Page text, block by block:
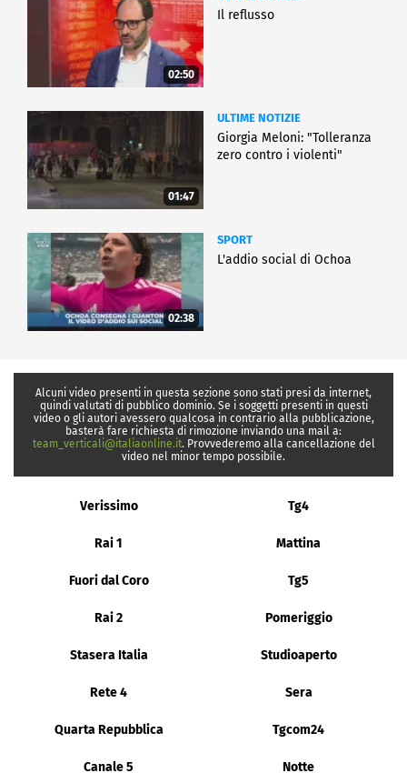
02:50
Il reflusso
01:47
ULTIME NOTIZIE
Giorgia Meloni: "Tolleranza
zero contro i violenti"
02:38
SPORT
L'addio social di Ochoa
Alcuni video presenti in questa sezione sono stati presi da internet,
quindi valutati di pubblico dominio. Se i soggetti presenti in questi
video o gli autori avessero qualcosa in contrario alla pubblicazione,
basterà fare richiesta di rimozione inviando una mail a:
team_verticali@italiaonline.it. Provvederemo alla cancellazione del
video nel minor tempo possibile.
Verissimo Tg4
Rai 1 Mattina
Fuori dal Coro Tg5
Rai 2 Pomeriggio
Stasera Italia Studioaperto
Rete 4 Sera
Quarta Repubblica Tgcom24
Canale 5 Notte